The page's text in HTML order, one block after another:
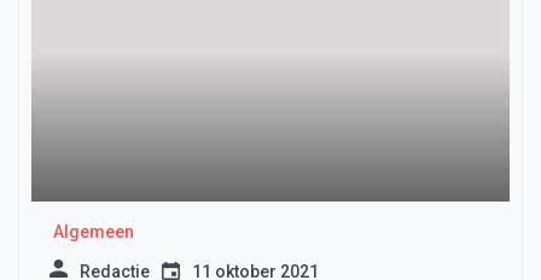
Algemeen
Redactie 11 oktober 2021